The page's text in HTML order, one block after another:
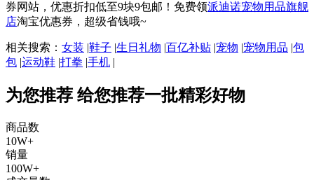
券网站，优惠折扣低至9块9包邮！免费领派迪诺宠物用品旗舰
店淘宝优惠券，超级省钱哦~
相关搜索： 女装 |鞋子 |生日礼物 |百亿补贴 |宠物 |宠物用品 |包
包 |运动鞋 |打拳 |手机 |
为您推荐 给您推荐一批精彩好物
商品数
10W+
销量
100W+